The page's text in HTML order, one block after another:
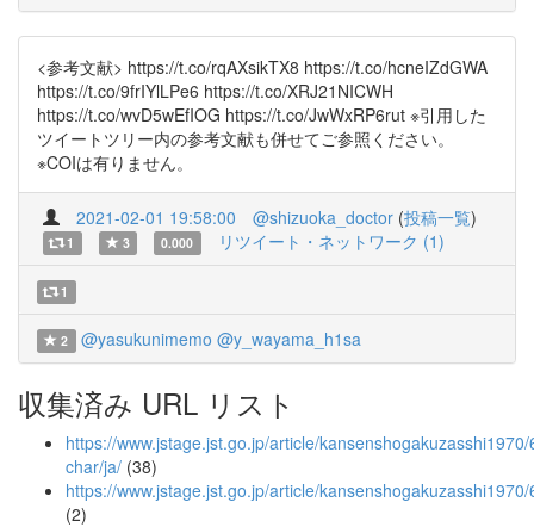
<参考文献> https://t.co/rqAXsikTX8 https://t.co/hcneIZdGWA
https://t.co/9frIYlLPe6 https://t.co/XRJ21NICWH
https://t.co/wvD5wEfIOG https://t.co/JwWxRP6rut ※引用した
ツイートツリー内の参考文献も併せてご参照ください。
※COIは有りません。
2021-02-01 19:58:00 @shizuoka_doctor (投稿一覧)
1 3 0.000 リツイート・ネットワーク (1)
1
2 @yasukunimemo @y_wayama_h1sa
収集済み URL リスト
https://www.jstage.jst.go.jp/article/
char/ja/ (38)
https://www.jstage.jst.go.jp/article/
(2)